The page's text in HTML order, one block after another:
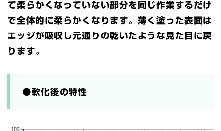
て柔らかくなっていない部分を同じ作業するだけ
で全体的に柔らかくなります。薄く塗った表面は
エッジが吸収し元通りの乾いたような見た目に戻
ります。
●軟化後の特性